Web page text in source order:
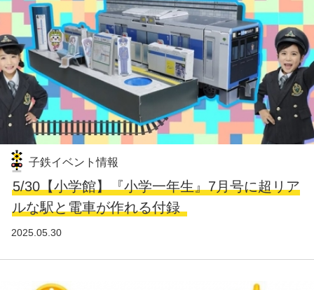
子鉄イベント情報
5/30【小学館】『小学一年生』7月号に超リア
ルな駅と電車が作れる付録
2025.05.30